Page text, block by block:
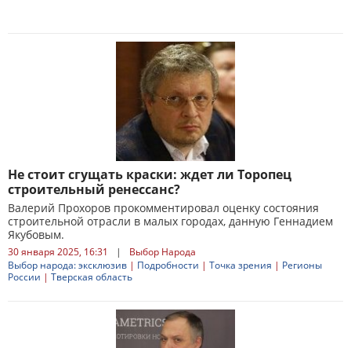
Не стоит сгущать краски: ждет ли Торопец
строительный ренессанс?
Валерий Прохоров прокомментировал оценку состояния
строительной отрасли в малых городах, данную Геннадием
Якубовым.
30 января 2025, 16:31 |
Выбор Народа
Выбор народа: эксклюзив | Подробности | Точка зрения | Регионы
России | Тверская область